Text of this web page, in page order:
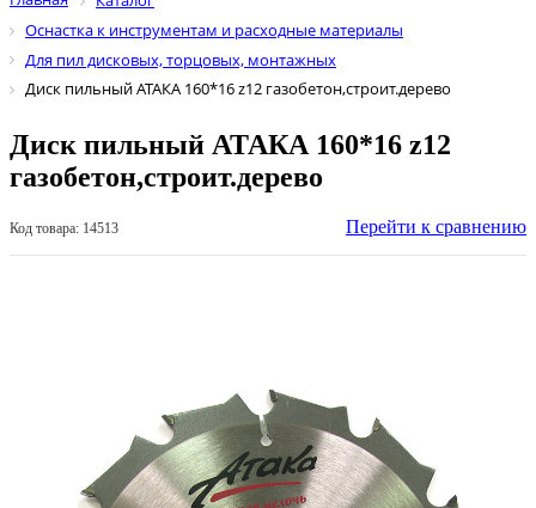
Оснастка к инструментам и расходные материалы
Для пил дисковых, торцовых, монтажных
Диск пильный АТАКА 160*16 z12 газобетон,строит.дерево
Диск пильный АТАКА 160*16 z12
газобетон,строит.дерево
Код товара: 14513 Перейти к сравнению